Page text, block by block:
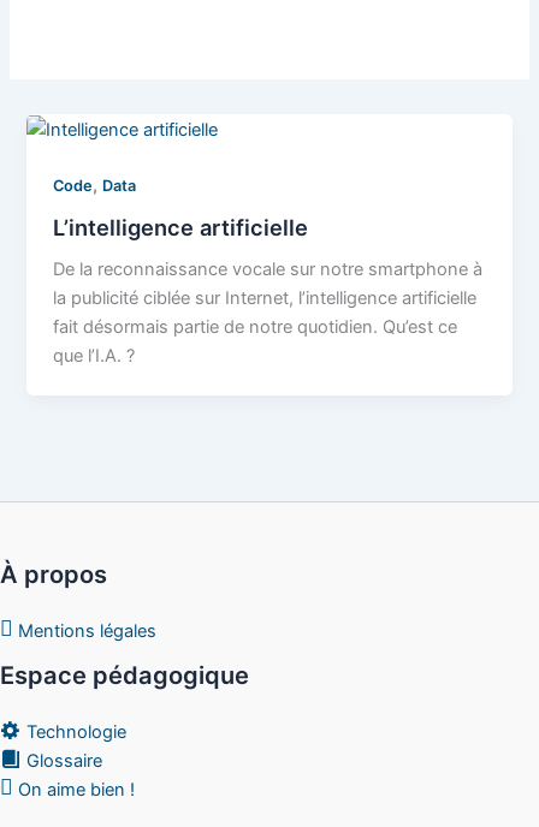
Code, Data
L’intelligence artificielle
De la reconnaissance vocale sur notre smartphone à
la publicité ciblée sur Internet, l’intelligence artificielle
fait désormais partie de notre quotidien. Qu’est ce
que l’I.A. ?
À propos
Mentions légales
Espace pédagogique
Technologie
Glossaire
On aime bien !